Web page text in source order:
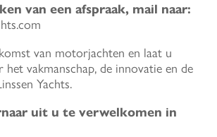
van een afspraak, mail naar:
van motorjachten en laat u
vakmanschap, de innovatie en de
Yachts.
uit u te verwelkomen in